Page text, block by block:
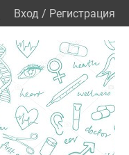
Вход / Регистрация